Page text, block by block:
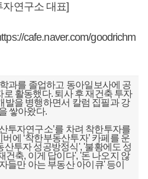
연구소 대표]
cafe.naver.com/goodrichm
과를 졸업하고 동아일보사에 공
로 활동했다. 퇴사 후 재건축 투자
발을 병행하면서 칼럼 집필과 강
쌓아왔다.
투자연구소’를 차려 착한투자를
에 ‘착한부동산투자’ 카페를 운
산투자 성공방정식', '불황에도 성
건축, 이게 답이다', '돈 나오지 않
들만 아는 부동산 아이큐' 등이